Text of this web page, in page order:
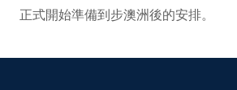
正式開始準備到步澳洲後的安排。